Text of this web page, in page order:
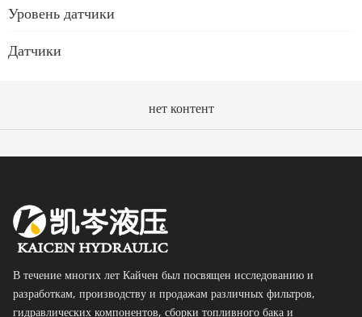
Уровень датчики
Датчики
нет контент
В течение многих лет Кайчен был посвящен исследованию и
разработкам, производству и продажам различных фильтров,
гидравлических компонентов, сборки топливного бака и